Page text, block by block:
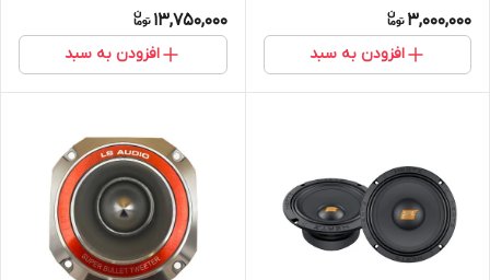
3,000,000
افزودن به سبد
13,750,000
افزودن به سبد